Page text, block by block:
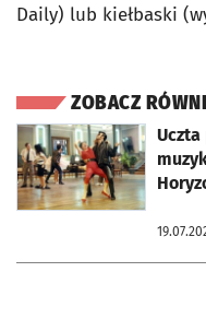
Daily) lub kiełbaski
ZOBACZ
otworzy się w nowej karcie